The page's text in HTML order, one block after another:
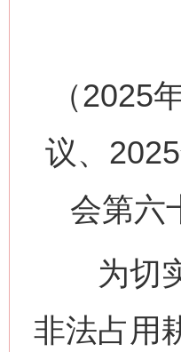
（2025
议、
会第六
为切实
非法占用